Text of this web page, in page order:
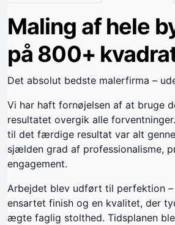
Maling af hele
på 800+
Det absolut bedste malerfirma –
Vi har haft fornøjelsen af at bruge
resultatet overgik alle
til det færdige resultat var alt
sjælden grad af professionalisme,
engagement.
Arbejdet blev udført til perfektion –
ensartet finish og en kvalitet, der
ægte faglig stolthed. Tidsplanen